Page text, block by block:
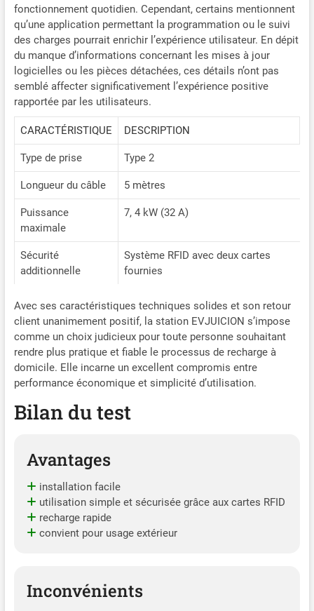
les sessions pendant les
heures creuses et suivez la
recharge en temps réel via
l’application. À la maison,
au travail ou en
déplacement, profitez d’un
contrôle simple et pratique,
pensé pour le mode de vie
européen moderne.
【Longueur adaptée à
chaque installation】
Choisissez la longueur de
câble adaptée à votre
espace de stationnement et
à votre configuration pour
plus pratique. Disponible en
5 m, 7,5 m, 10 m, 12,5 m et
convient aussi bien aux
garages compacts qu’aux
longues allées. Une solution
pensée pour s’adapter
facilement aux différentes
configurations de maison et
fonctionnement quotidien. Cependant, certains mentionnent
qu’une application permettant la programmation ou le suivi
des charges pourrait enrichir l’expérience utilisateur. En dépit
du manque d’informations concernant les mises à jour
logicielles ou les pièces détachées, ces détails n’ont pas
semblé affecter significativement l’expérience positive
rapportée par les utilisateurs.
CARACTÉRISTIQUE DESCRIPTION
Type de prise Type 2
Longueur du câble 5 mètres
Puissance
maximale
7, 4 kW (32 A)
Sécurité
additionnelle
Système RFID avec deux cartes
fournies
Avec ses caractéristiques techniques solides et son retour
client unanimement positif, la station EVJUICION s’impose
comme un choix judicieux pour toute personne souhaitant
rendre plus pratique et fiable le processus de recharge à
domicile. Elle incarne un excellent compromis entre
performance économique et simplicité d’utilisation.
Bilan du test
Avantages
installation facile
utilisation simple et sécurisée grâce aux cartes RFID
recharge rapide
convient pour usage extérieur
Inconvénients